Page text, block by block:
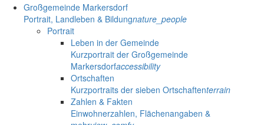
Großgemeinde Markersdorf
Portrait, Landleben & Bildungnature_people
Portrait
Leben in der Gemeinde
Kurzportrait der Großgemeinde
Markersdorfaccessibility
Ortschaften
Kurzportraits der sieben Ortschaftenterrain
Zahlen & Fakten
Einwohnerzahlen, Flächenangaben &